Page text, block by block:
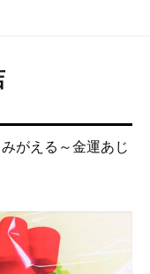
がえる～金運あじ